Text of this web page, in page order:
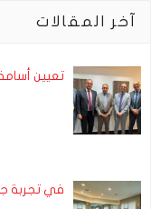
آخر المقالات
تعيين
في تجربة